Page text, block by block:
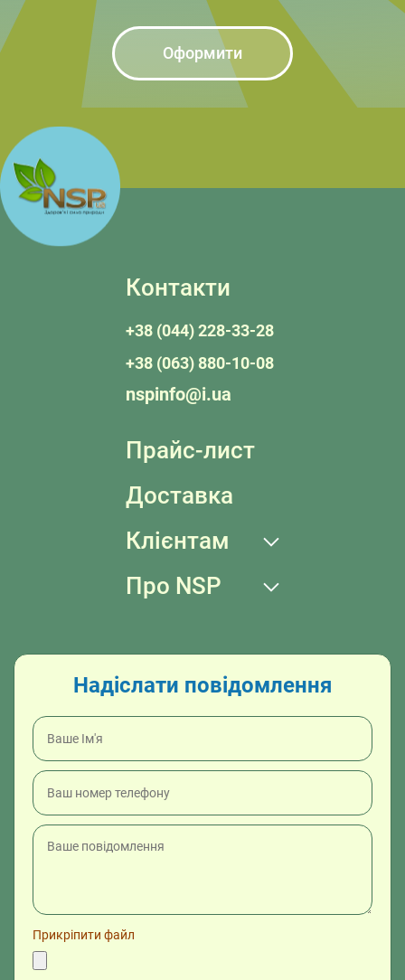
Оформити
Контакти
+38 (044) 228-33-28
+38 (063) 880-10-08
nspinfo@i.ua
Прайс-лист
Доставка
Клієнтам
Про NSP
Надіслати повідомлення
Прикріпити файл